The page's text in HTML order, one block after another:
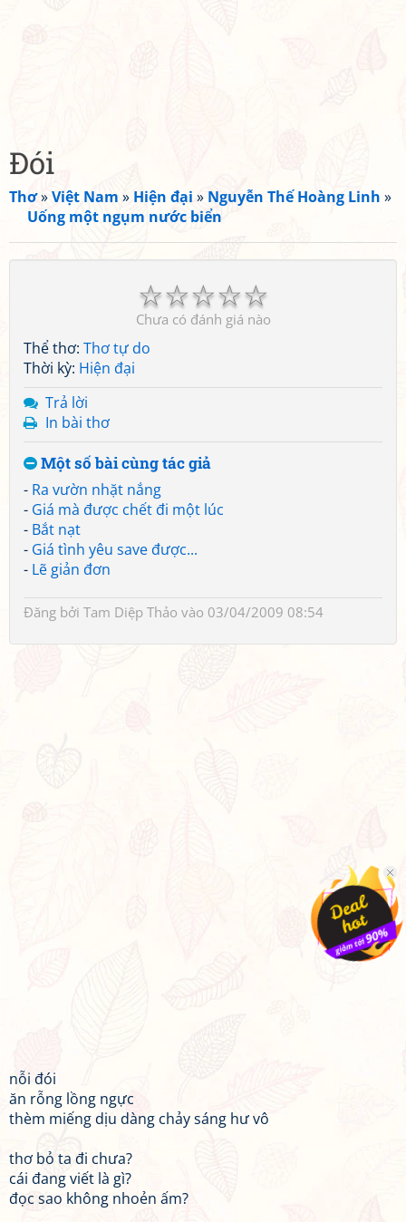
Đói
Thơ»Việt Nam » Hiện đại » Nguyễn Thế Hoàng Linh »
Uống một ngụm nước biển
☆
☆
☆
☆
☆
Chưa có đánh giá nào
Thể thơ: Thơ tự do
Thời kỳ: Hiện đại
Trả lời
In bài thơ
Một số bài cùng tác giả
- Ra vườn nhặt nắng
- Giá mà được chết đi một lúc
- Bắt nạt
- Giá tình yêu save được...
- Lẽ giản đơn
Đăng bởi Tam Diệp Thảo vào 03/04/2009 08:54
nỗi đói
ăn rỗng lồng ngực
thèm miếng dịu dàng chảy sáng hư vô
thơ bỏ ta đi chưa?
cái đang viết là gì?
đọc sao không nhoẻn ấm?